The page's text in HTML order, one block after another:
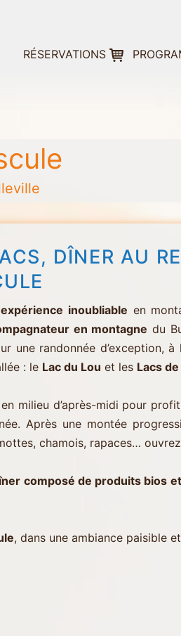
RÉSERVATIONS
DÎNER AU
expérience inoubliable en
en montagne du
une randonnée d’exception,
: le Lac du Lou et les Lacs
milieu d’après-midi pour
Après une montée
chamois, rapaces…
composé de produits bios
, dans une ambiance paisible